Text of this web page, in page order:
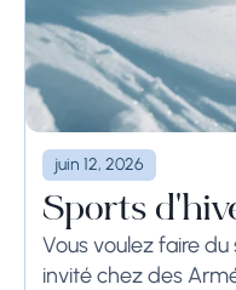
juin 12, 2026
Sports
Vous voulez faire
invité chez des